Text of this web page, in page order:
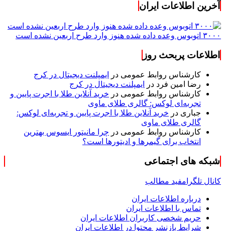
آخرین اطلاعات ایران
۳۰۰۰ اتوبوس وعده داده شده هنوز وارد طرح اربعین نشده است
اطلاعات پربحث روز
کارشناس روابط عمومی در
ایمپلنت دیجیتال در کرج
رضا امین فرد در
ایمپلنت دیجیتال در کرج
کارشناس روابط عمومی در خرید آنلاین طلا با اجرت پایین و
تجربه‌ای لوکس: گالری طلای ماوی
جباری در خرید آنلاین طلا با اجرت پایین و تجربه‌ای لوکس:
گالری طلای ماوی
کارشناس روابط عمومی در چرا مانیتور ایسوس بهترین
انتخاب برای گیمرها و ادیتورها است؟
شبکه های اجتماعی
کانال تلگرامفید مطالب
درباره اطلاعات ایران
تماس با اطلاعات ایران
حریم شخصی کاربران اطلاعات ایران
شرایط بازنشر محتوا در اطلاعات ایران